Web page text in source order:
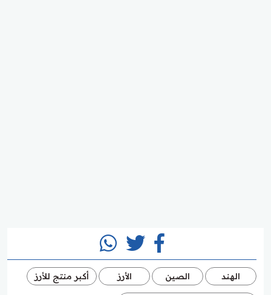
الهند الصين الأرز أكبر منتج للأرز